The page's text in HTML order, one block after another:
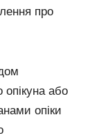
про
або
опіки